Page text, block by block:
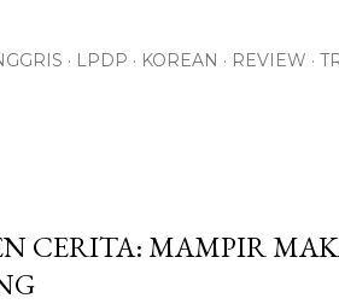
LPDP KOREAN REVIEW
CERITA: MAMPIR